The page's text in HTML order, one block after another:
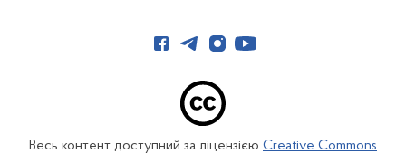
Весь контент доступний за ліцензією Creative Commons